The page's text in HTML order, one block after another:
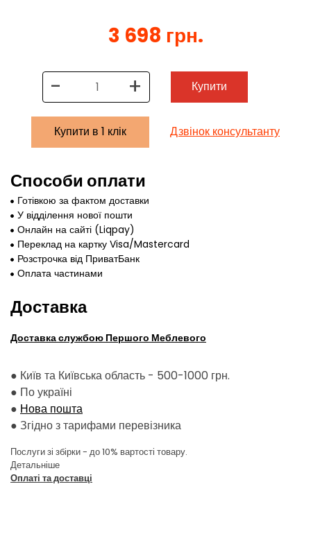
3 698 грн.
- + Купити
Купити в 1 клік Дзвінок консультанту
Способи оплати
Готівкою за фактом доставки
У відділення нової пошти
Онлайн на сайті (Liqpay)
Переклад на картку Visa/Mastercard
Розстрочка від ПриватБанк
Оплата частинами
Доставка
Доставка службою Першого Меблевого
● Київ та Київська область - 500-1000 грн.
● По україні
● Нова пошта
● Згідно з тарифами перевізника
Послуги зі збірки - до 10% вартості товару.
Детальніше
Оплаті та доставці